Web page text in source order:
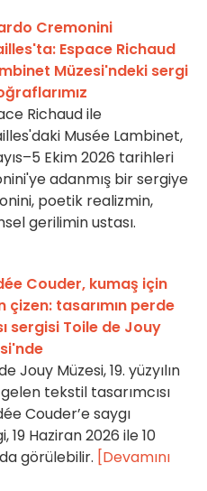
Cremonini
Espace Richaud
Müzesi'ndeki sergi
Richaud ile
Musée Lambinet,
Ekim 2026 tarihleri
adanmış bir sergiye
poetik realizmin,
gerilimin ustası.
Couder, kumaş için
çizen: tasarımın perde
sergisi Toile de Jouy
Jouy Müzesi, 19. yüzyılın
tekstil tasarımcısı
Couder’e saygı
19 Haziran 2026 ile 10
görülebilir. [Devamını